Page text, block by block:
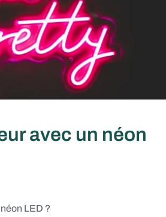
avec un néon
LED ?